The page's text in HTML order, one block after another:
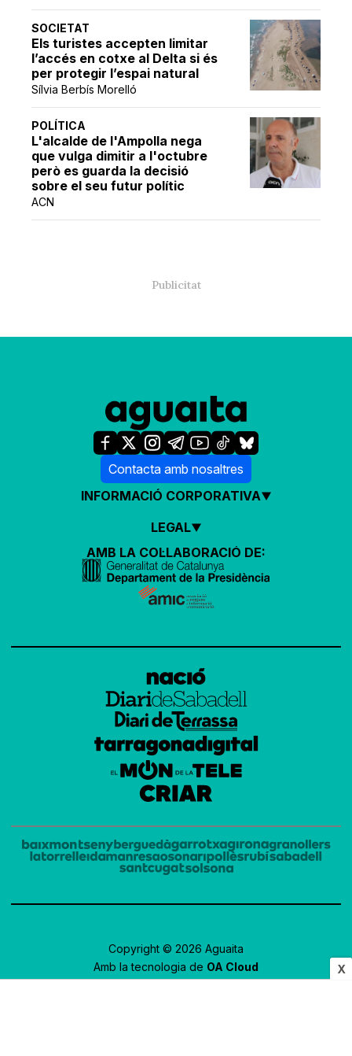
X
SOCIETAT
Els turistes accepten limitar
l’accés en cotxe al Delta si és
per protegir l’espai natural
Sílvia Berbís Morelló
POLÍTICA
L'alcalde de l'Ampolla nega
que vulga dimitir a l'octubre
però es guarda la decisió
sobre el seu futur polític
ACN
Contacta amb nosaltres
INFORMACIÓ CORPORATIVA
LEGAL
AMB LA COL·LABORACIÓ DE:
Copyright © 2026 Aguaita
Amb la tecnologia de OA Cloud